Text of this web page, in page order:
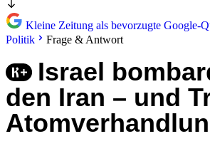
Kleine Zeitung als bevorzugte Google-
Politik
Frage & Antwort
Israel
den Iran – und